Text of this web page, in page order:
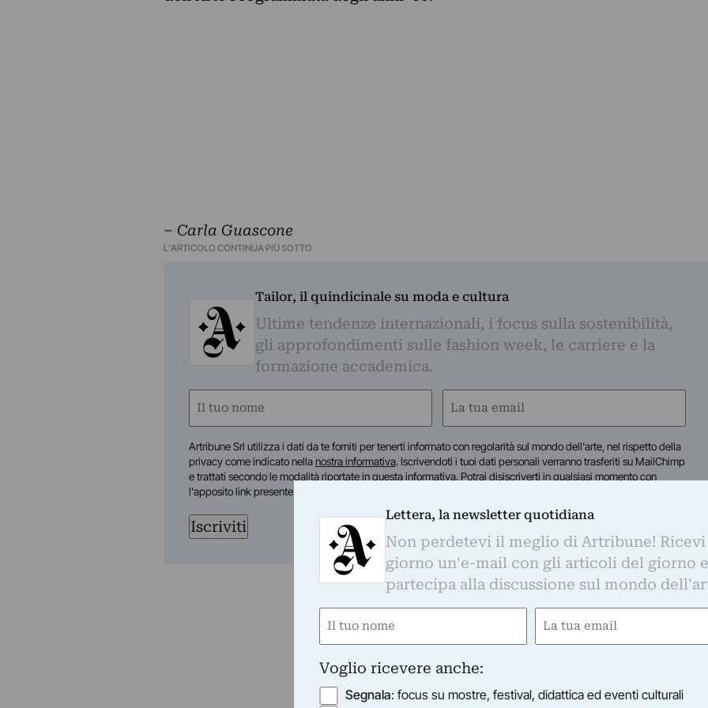
– Carla Guascone
L'ARTICOLO CONTINUA PIÙ SOTTO
Tailor, il quindicinale su moda e cultura
Ultime tendenze internazionali, i focus sulla sostenibilità,
gli approfondimenti sulle fashion week, le carriere e la
formazione accademica.
Nome
Email
Artribune Srl utilizza i dati da te forniti per tenerti informato con regolarità sul mondo dell'arte, nel rispetto della
privacy come indicato nellanostra informativa. Iscrivendoti i tuoi dati personali verranno trasferiti su MailChimp
e trattati secondo le modalità riportate inquesta informativa. Potrai disiscriverti in qualsiasi momento con
l'apposito link presente nelle email.
Iscriviti
Lettera, la newsletter quotidiana
Non perdetevi il meglio di Artribune! Ricevi
giorno un'e-mail con gli articoli del giorno e
partecipa alla discussione sul mondo
Nome
Email
Voglio ricevere anche:
Segnala: focus su mostre, festival, didattica ed eventi culturali